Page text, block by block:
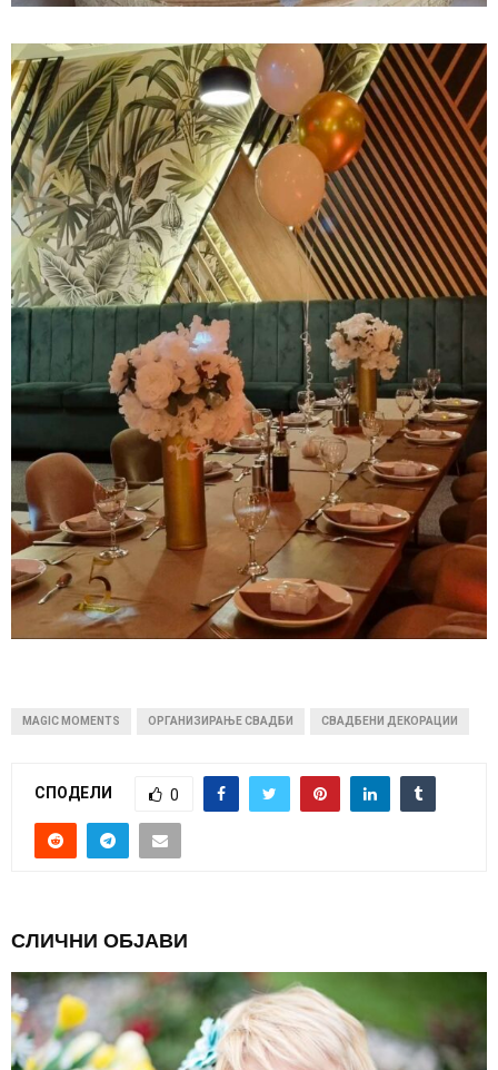
MAGIC MOMENTS ОРГАНИЗИРАЊЕ СВАДБИ СВАДБЕНИ ДЕКОРАЦИИ
СПОДЕЛИ 0
СЛИЧНИ ОБЈАВИ